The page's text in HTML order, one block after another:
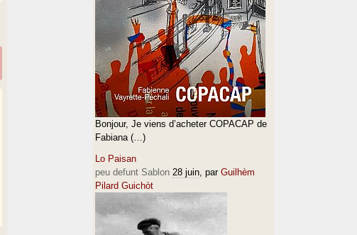
Bonjour, Je viens d’acheter COPACAP de
Fabiana (…)
Lo Paisan
peu defunt Sablon 28 juin, par Guilhèm
Pilard Guichòt